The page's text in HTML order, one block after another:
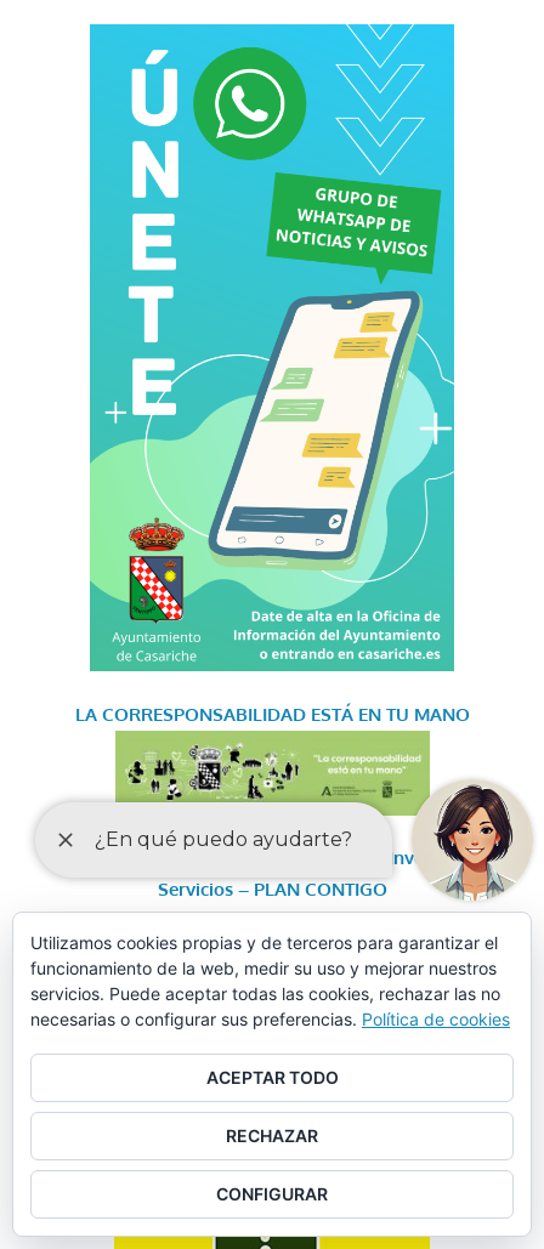
LA CORRESPONSABILIDAD ESTÁ EN TU MANO
ANUNCIO: Programa de Cooperación de Inversiones y
Servicios – PLAN CONTIGO
POLÍTICA DE CALIDAD: EDIFICIO DE FORMACIÓN-
GUADALINFO
Utilizamos cookies propias y de terceros para garantizar el
funcionamiento de la web, medir su uso y mejorar nuestros
servicios. Puede aceptar todas las cookies, rechazar las no
necesarias o configurar sus preferencias. Política de cookies
ACEPTAR TODO
RECHAZAR
CONFIGURAR